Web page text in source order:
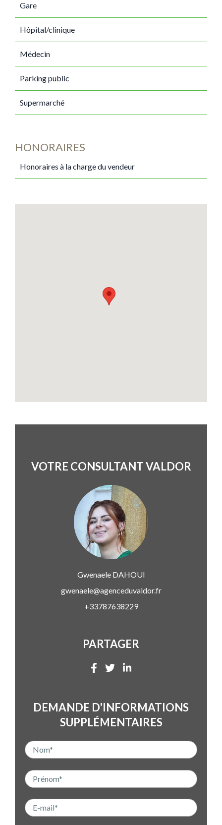
Gare
Hôpital/clinique
Médecin
Parking public
Supermarché
HONORAIRES
Honoraires à la charge du vendeur
VOTRE CONSULTANT VALDOR
GwenaeleDAHOUI
gwenaele@agenceduvaldor.fr
+33787638229
PARTAGER
DEMANDE D'INFORMATIONS
SUPPLÉMENTAIRES